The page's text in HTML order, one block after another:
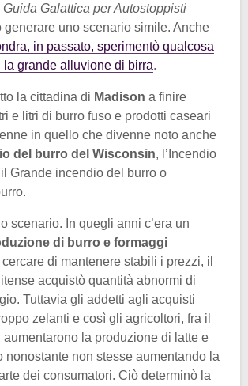
Guida Galattica per Autostoppisti
generare uno scenario simile. Anche
in passato, sperimentò qualcosa
grande alluvione di birra.
la cittadina di Madison a finire
e litri di burro fuso e prodotti caseari
in quello che divenne noto anche
del burro del Wisconsin, l’Incendio
Grande incendio del burro o
scenario. In quegli anni c’era un
di burro e formaggi
di mantenere stabili i prezzi, il
acquistò quantità abnormi di
Tuttavia gli addetti agli acquisti
zelanti e così gli agricoltori, fra il
aumentarono la produzione di latte e
nonostante non stesse aumentando la
dei consumatori. Ciò determinò la